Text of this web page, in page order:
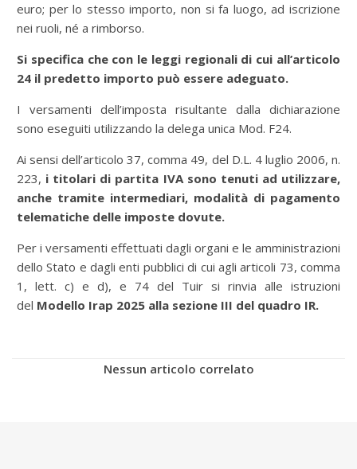
euro; per lo stesso importo, non si fa luogo, ad iscrizione
nei ruoli, né a rimborso.
Si specifica che con le leggi regionali di cui all’articolo
24 il predetto importo può essere adeguato.
I versamenti dell’imposta risultante dalla dichiarazione
sono eseguiti utilizzando la delega unica Mod. F24.
Ai sensi dell’articolo 37, comma 49, del D.L. 4 luglio 2006, n.
223, i titolari di partita IVA sono tenuti ad utilizzare,
anche tramite intermediari, modalità di pagamento
telematiche delle imposte dovute.
Per i versamenti effettuati dagli organi e le amministrazioni
dello Stato e dagli enti pubblici di cui agli articoli 73, comma
1, lett. c) e d), e 74 del Tuir si rinvia alle istruzioni
del Modello Irap 2025 alla sezione III del quadro IR.
Nessun articolo correlato